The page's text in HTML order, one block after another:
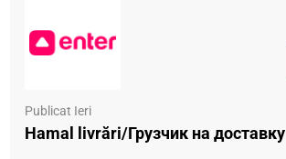
Publicat Ieri
Hamal livrări/Грузчик на доставку